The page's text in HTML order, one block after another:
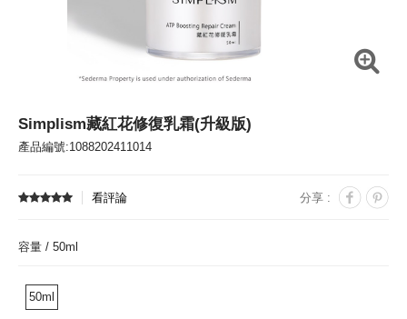
Simplism藏紅花修復乳霜(升級版)
產品編號:1088202411014
看評論 分享 :
容量 / 50ml
50ml